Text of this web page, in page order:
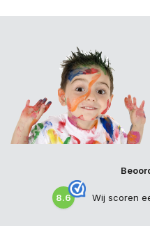
8.6 Wij scoren